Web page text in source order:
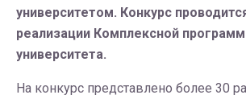
университетом. Конкурс
реализации Комплексной
университета.
На конкурс представлено более 30